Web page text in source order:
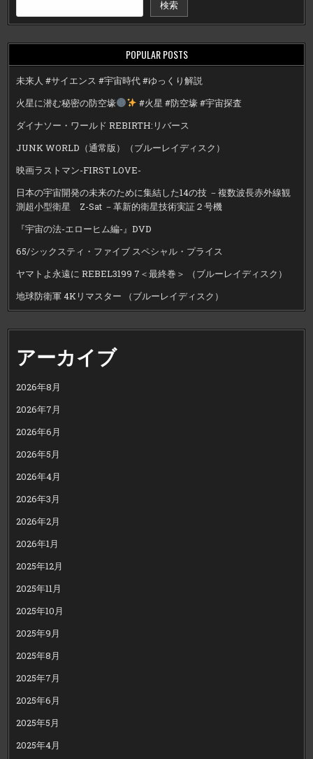
検索
POPULAR POSTS
未来人 #サイエンス #宇宙時代 #ゆっくり解説
火星に潜む秘密の防空壕
#火星 #防空壕 #宇宙探査
ダイナソー・ワールド REBIRTH:リバース
JUNK WORLD（通常版）（ブルーレイディスク）
映画ラストマン-FIRST LOVE-
日本の宇宙開発の未来のために集結した14の技 －複数波長赤外線観
測超小型衛星 Z-Sat －革新的衛星技術実証２号機
『宇宙の法-エローヒム編-』DVD
65/シックスティ・ファイブ スペシャル・プライス
ヤマトよ永遠に REBEL3199 7＜最終巻＞ （ブルーレイディスク）
地球防衛軍 4Kリマスター （ブルーレイディスク）
アーカイブ
2026年8月
2026年7月
2026年6月
2026年5月
2026年4月
2026年3月
2026年2月
2026年1月
2025年12月
2025年11月
2025年10月
2025年9月
2025年8月
2025年7月
2025年6月
2025年5月
2025年4月